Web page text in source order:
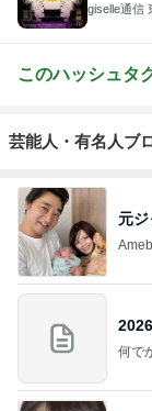
giselle通信 東京＊おしゃれと暮らしとハンドメイド♡ジ
このハッシュタ
芸能人・有名人ブ
元
何で